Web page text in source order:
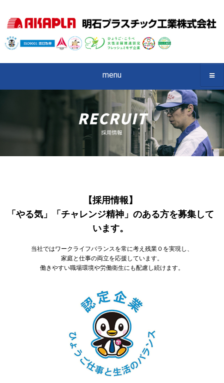
menu
【採用情報】
「やる気」「チャレンジ精神」のある方を募集して
います。
当社ではワークライフバランスを常に考え残業０を実現し、
家庭と仕事の両立を応援しています。
働きやすい職場環境や労働衛生にも配慮し続けます。